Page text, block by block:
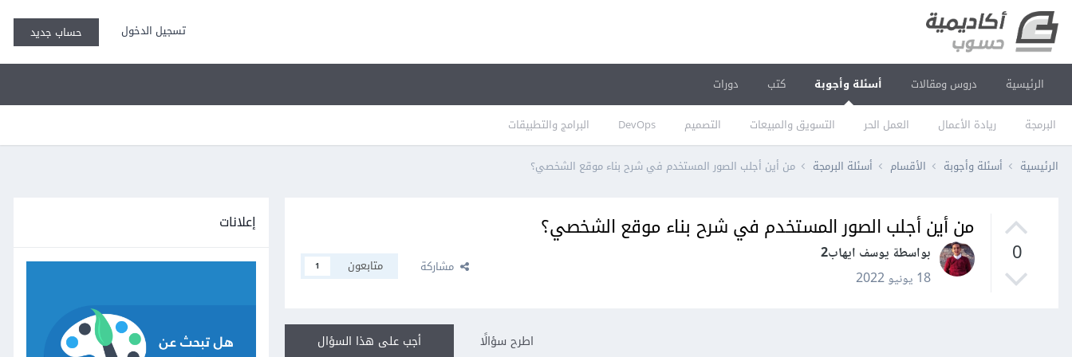
تسجيل الدخول حساب جديد
الرئيسية دروس ومقالات أسئلة وأجوبة
البرمجة ريادة الأعمال العمل الحر التسويق والمبيعات التصميم DevOps البرامج والتطبيقات
كتب دورات
الرئيسية أسئلة وأجوبة الأقسام أسئلة البرمجة من أين أجلب الصور المستخدم في شرح بناء موقع الشخصي؟
0
من أين أجلب الصور المستخدم في شرح بناء موقع الشخصي؟
بواسطة يوسف ايهاب2
18 يونيو 2022
مشاركة متابعون 1
أجب على هذا السؤال اطرح سؤالًا
إعلانات